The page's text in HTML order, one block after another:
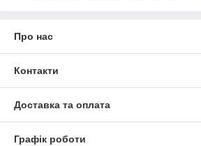
Про нас
Контакти
Доставка та оплата
Графік роботи